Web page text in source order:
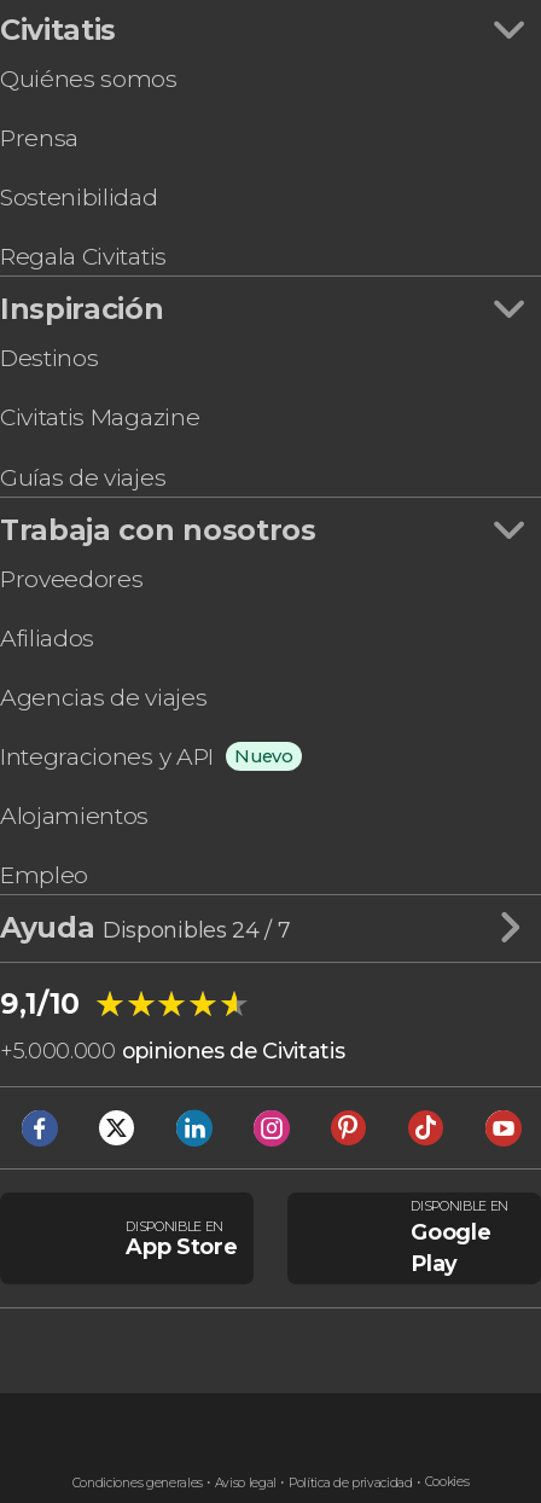
Civitatis
Quiénes somos
Prensa
Sostenibilidad
Regala Civitatis
Inspiración
Destinos
Civitatis Magazine
Guías de viajes
Trabaja con nosotros
Proveedores
Afiliados
Agencias de viajes
Integraciones y API Nuevo
Alojamientos
Empleo
Ayuda Disponibles 24 / 7
9,1/10 ★★★★★
★★★★★
+5.000.000 opiniones de Civitatis
DISPONIBLE EN
App Store
DISPONIBLE EN
Google
Play
Condiciones generales Aviso legal Política de privacidad Cookies